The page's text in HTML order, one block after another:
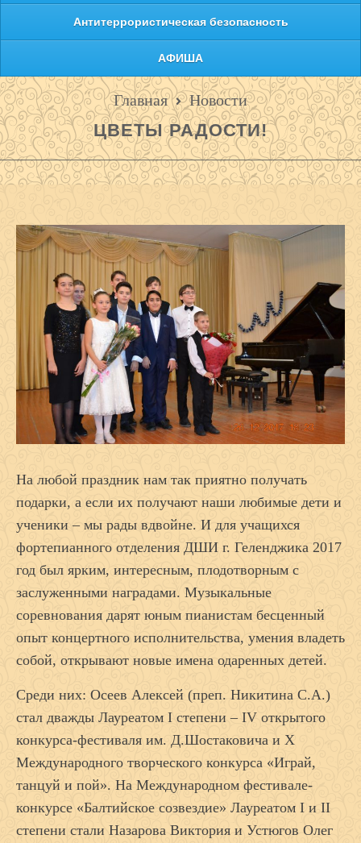
Антитеррористическая безопасность
АФИША
Главная Новости
ЦВЕТЫ РАДОСТИ!
На любой праздник нам так приятно получать
подарки, а если их получают наши любимые дети и
ученики – мы рады вдвойне. И для учащихся
фортепианного отделения ДШИ г. Геленджика 2017
год был ярким, интересным, плодотворным с
заслуженными наградами. Музыкальные
соревнования дарят юным пианистам бесценный
опыт концертного исполнительства, умения владеть
собой, открывают новые имена одаренных детей.
Среди них: Осеев Алексей (преп. Никитина С.А.)
стал дважды Лауреатом I степени – IV открытого
конкурса-фестиваля им. Д.Шостаковича и X
Международного творческого конкурса «Играй,
танцуй и пой». На Международном фестивале-
конкурсе «Балтийское созвездие» Лауреатом I и II
степени стали Назарова Виктория и Устюгов Олег